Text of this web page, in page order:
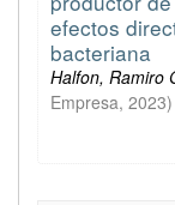
efectos
bacteriana
Halfon, Ramiro
Empresa, 2023)